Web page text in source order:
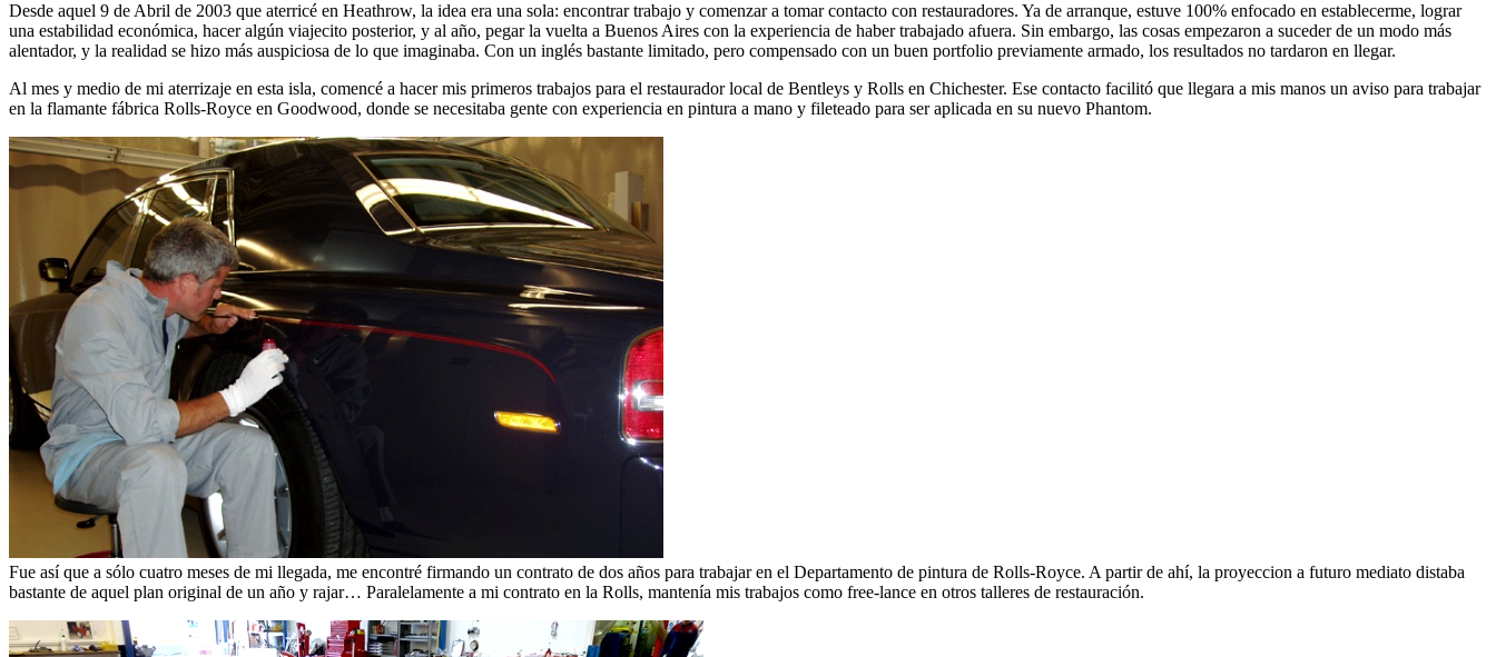
Desde aquel 9 de Abril de 2003 que aterricé en Heathrow, la idea era una sola: encontrar trabajo y comenzar a tomar contacto con restauradores. Ya de arranque, estuve 100% enfocado en establecerme, lograr
una estabilidad económica, hacer algún viajecito posterior, y al año, pegar la vuelta a Buenos Aires con la experiencia de haber trabajado afuera. Sin embargo, las cosas empezaron a suceder de un modo más
alentador, y la realidad se hizo más auspiciosa de lo que imaginaba. Con un inglés bastante limitado, pero compensado con un buen portfolio previamente armado, los resultados no tardaron en llegar.
Al mes y medio de mi aterrizaje en esta isla, comencé a hacer mis primeros trabajos para el restaurador local de Bentleys y Rolls en Chichester. Ese contacto facilitó que llegara a mis manos un aviso para trabajar
en la flamante fábrica Rolls-Royce en Goodwood, donde se necesitaba gente con experiencia en pintura a mano y fileteado para ser aplicada en su nuevo Phantom.
Fue así que a sólo cuatro meses de mi llegada, me encontré firmando un contrato de dos años para trabajar en el Departamento de pintura de Rolls-Royce. A partir de ahí, la proyeccion a futuro mediato distaba
bastante de aquel plan original de un año y rajar… Paralelamente a mi contrato en la Rolls, mantenía mis trabajos como free-lance en otros talleres de restauración.